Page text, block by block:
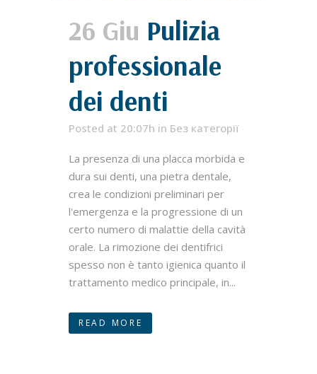
26 Giu Pulizia
professionale
dei denti
Posted at 20:07h in Без категорії
La presenza di una placca morbida e
dura sui denti, una pietra dentale,
crea le condizioni preliminari per
l'emergenza e la progressione di un
certo numero di malattie della cavità
orale. La rimozione dei dentifrici
spesso non è tanto igienica quanto il
trattamento medico principale, in...
READ MORE